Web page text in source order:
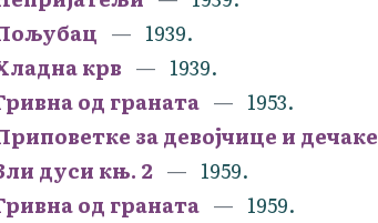
1939.
крв
1939.
од граната
1953.
за девојчице и дечаке
дуси књ. 2
1959.
од граната
1959.